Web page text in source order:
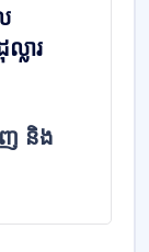
ារ​
ញ និង